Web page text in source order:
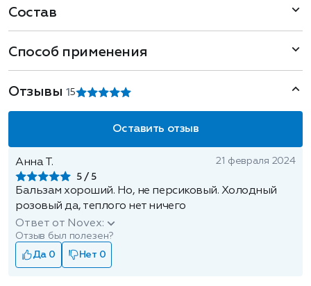
Состав
Способ применения
Отзывы1 5
Оставить отзыв
Анна Т.
5
21 февраля 2024
Бальзам хороший. Но, не персиковый. Холодный
розовый да, теплого нет ничего
Ответ от Novex:
Отзыв был полезен?
Да 0
Нет 0